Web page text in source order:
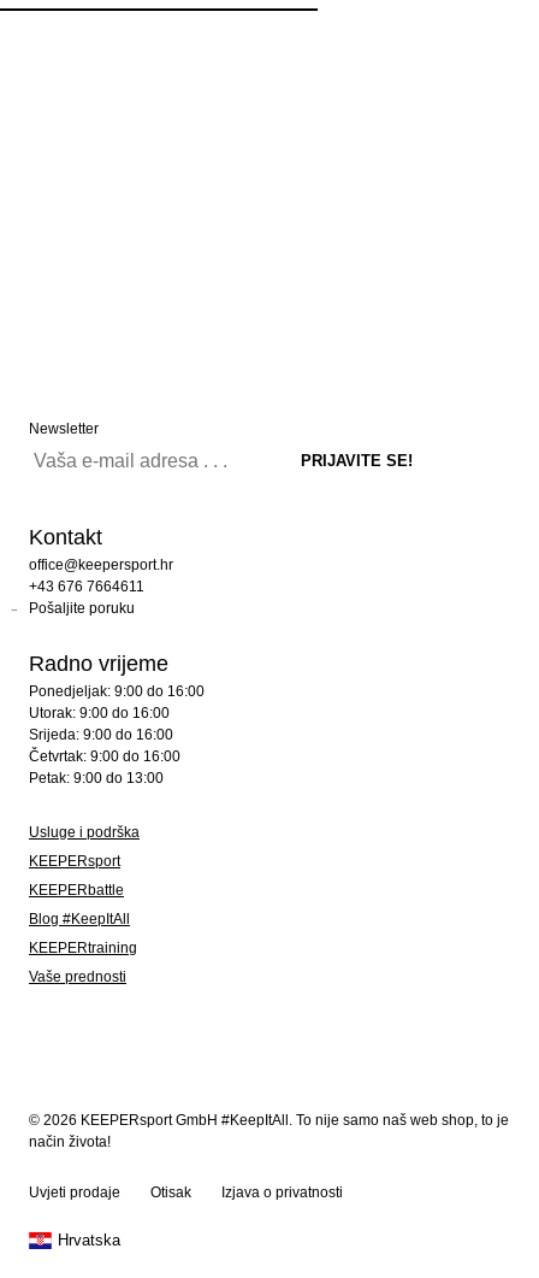
Newsletter
Kontakt
office@keepersport.hr
+43 676 7664611
Pošaljite poruku
Radno vrijeme
Ponedjeljak: 9:00 do 16:00
Utorak: 9:00 do 16:00
Srijeda: 9:00 do 16:00
Četvrtak: 9:00 do 16:00
Petak: 9:00 do 13:00
Usluge i podrška
KEEPERsport
KEEPERbattle
Blog #KeepItAll
KEEPERtraining
Vaše prednosti
© 2026 KEEPERsport GmbH #KeepItAll. To nije samo naš web shop, to je
način života!
Uvjeti prodaje Otisak Izjava o privatnosti
Hrvatska